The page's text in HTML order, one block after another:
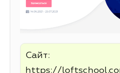
Сайт:
https://